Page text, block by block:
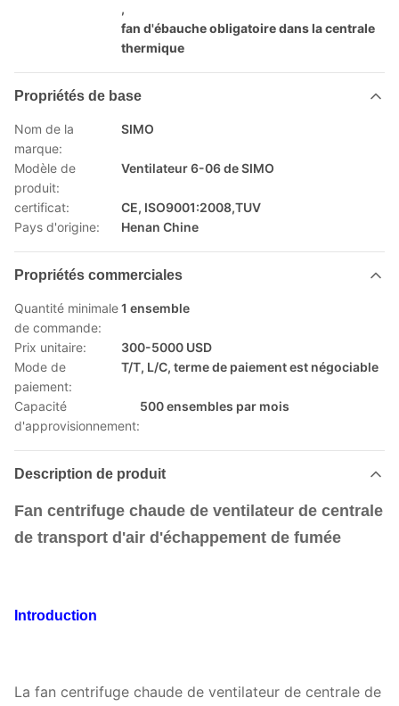
,
fan d'ébauche obligatoire dans la centrale
thermique
Propriétés de base
Nom de la
marque:
SIMO
Modèle de
produit:
Ventilateur 6-06 de SIMO
certificat:
CE, ISO9001:2008,TUV
Pays d'origine:
Henan Chine
Propriétés commerciales
Quantité minimale
de commande:
1 ensemble
Prix unitaire:
300-5000 USD
Mode de
paiement:
T/T, L/C, terme de paiement est négociable
Capacité
d'approvisionnement:
500 ensembles par mois
Description de produit
Fan centrifuge chaude de ventilateur de centrale
de transport d'air d'échappement de fumée
Introduction
La fan centrifuge chaude de ventilateur de centrale de